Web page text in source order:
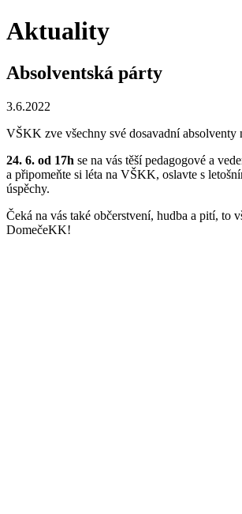
Aktuality
Absolventská párty
3.6.2022
VŠKK zve všechny své dosavadní absolventy
24. 6. od 17h se na vás těší pedagogové a
a připomeňte si léta na VŠKK, oslavte s
úspěchy.
Čeká na vás také občerstvení, hudba a pití, to
DomečeKK!